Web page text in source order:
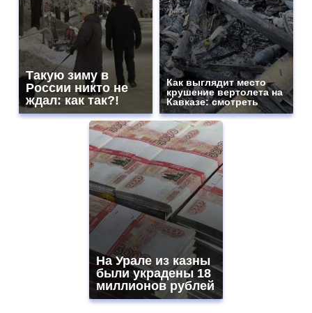
Такую зиму в
России никто не
ждал: как так?!
Как выглядит место
крушение вертолета на
Кавказе: смотреть
На Урале из казны
были украдены 18
миллионов рублей